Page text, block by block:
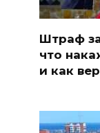
Штраф
что
и как